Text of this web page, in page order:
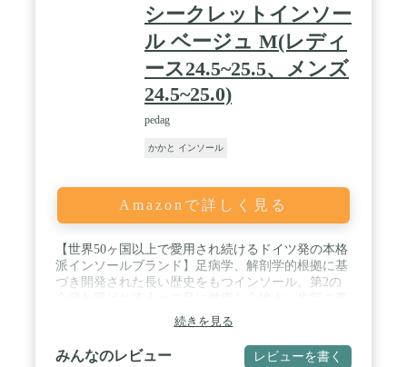
シークレットインソー
ル ベージュ M(レディ
ース24.5~25.5、メンズ
24.5~25.0)
pedag
かかと インソール
Amazonで詳しく見る
【世界50ヶ国以上で愛用され続けるドイツ発の本格
派インソールブランド】足病学、解剖学的根拠に基
づき開発された長い歴史をもつインソール。第2の
びをお届けします。 / 【かかとの衝撃吸収・高さ調
整】 柔軟性のあるラテックスフォームのヒールパッ
ドが歩行時の衝撃を吸収し、かかと や くるぶしの
負担を軽減します。 カカトやくるぶしが靴の縁に当
続きを見る
みんなのレビュー レビューを書く